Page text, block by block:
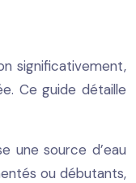
significativement,
Ce guide détaille
une source d’eau
ou débutants,